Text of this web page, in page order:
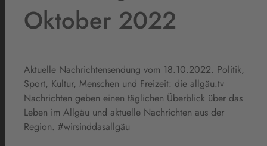
Oktober 2022
Aktuelle Nachrichtensendung vom 18.10.2022. Politik,
Sport, Kultur, Menschen und Freizeit: die allgäu.tv
Nachrichten geben einen täglichen Überblick über das
Leben im Allgäu und aktuelle Nachrichten aus der
Region. #wirsinddasallgäu